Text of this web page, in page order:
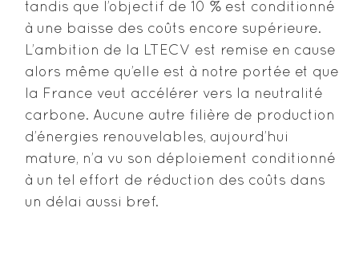
tandis que l’objectif de 10 % est conditionné
à une baisse des coûts encore supérieure.
L’ambition de la LTECV est remise en cause
alors même qu’elle est à notre portée et que
la France veut accélérer vers la neutralité
carbone. Aucune autre filière de production
d’énergies renouvelables, aujourd’hui
mature, n’a vu son déploiement conditionné
à un tel effort de réduction des coûts dans
un délai aussi bref.